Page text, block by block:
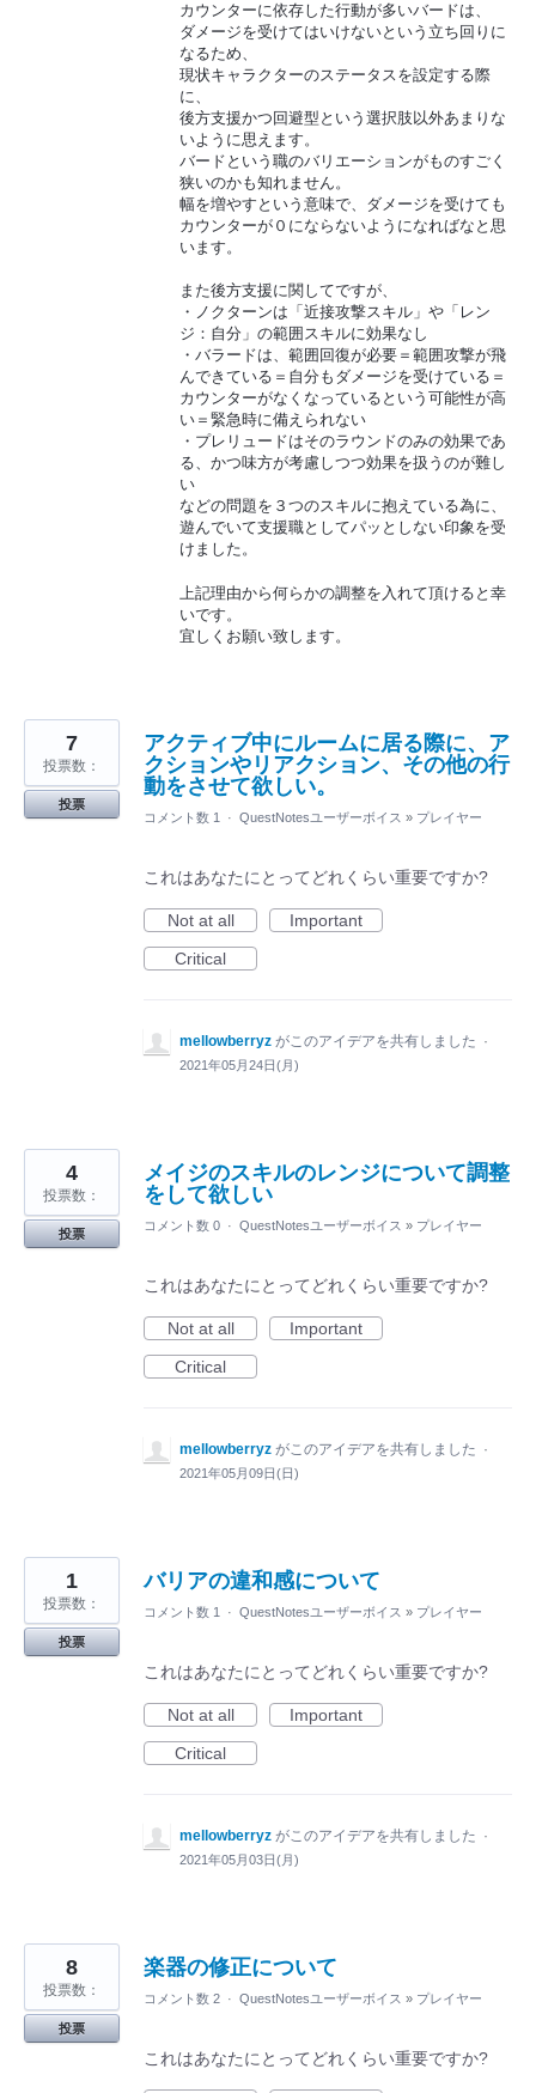
カウンターに依存した行動が多いバードは、
ダメージを受けてはいけないという立ち回りに
なるため、
現状キャラクターのステータスを設定する際
に、
後方支援かつ回避型という選択肢以外あまりな
いように思えます。
バードという職のバリエーションがものすごく
狭いのかも知れません。
幅を増やすという意味で、ダメージを受けても
カウンターが０にならないようになればなと思
います。
また後方支援に関してですが、
・ノクターンは「近接攻撃スキル」や「レン
ジ：自分」の範囲スキルに効果なし
・バラードは、範囲回復が必要＝範囲攻撃が飛
んできている＝自分もダメージを受けている＝
カウンターがなくなっているという可能性が高
い＝緊急時に備えられない
・プレリュードはそのラウンドのみの効果であ
る、かつ味方が考慮しつつ効果を扱うのが難し
い
などの問題を３つのスキルに抱えている為に、
遊んでいて支援職としてパッとしない印象を受
けました。
上記理由から何らかの調整を入れて頂けると幸
いです。
宜しくお願い致します。
アクティブ中にルームに居る際に、ア
クションやリアクション、その他の行
動をさせて欲しい。
7
投票数：
投票
コメント数 1
· QuestNotesユーザーボイス » プレイヤー
これはあなたにとってどれくらい重要ですか?
Not at all
Important
Critical
mellowberryz がこのアイデアを共有しました ·
2021年05月24日(月)
メイジのスキルのレンジについて調整
をして欲しい
4
投票数：
投票
コメント数 0 · QuestNotesユーザーボイス » プレイヤー
これはあなたにとってどれくらい重要ですか?
Not at all
Important
Critical
mellowberryz がこのアイデアを共有しました ·
2021年05月09日(日)
バリアの違和感について
1
投票数：
投票
コメント数 1 · QuestNotesユーザーボイス » プレイヤー
これはあなたにとってどれくらい重要ですか?
Not at all
Important
Critical
mellowberryz がこのアイデアを共有しました ·
2021年05月03日(月)
楽器の修正について
8
投票数：
投票
コメント数 2 · QuestNotesユーザーボイス » プレイヤー
これはあなたにとってどれくらい重要ですか?